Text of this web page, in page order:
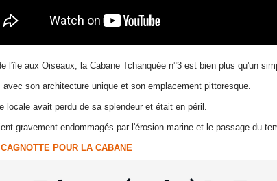
l'île aux Oiseaux, la Cabane Tchanquée n°3 est bien plus qu'un
son architecture unique et son emplacement pittoresque.
locale avait perdu de sa splendeur et était en péril.
gravement endommagés par l'érosion marine et le passage du
POUR LA CABANE